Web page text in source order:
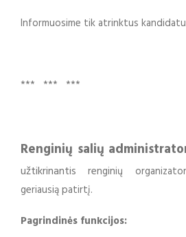
Informuosime tik atrinktus
*** *** ***
Renginių salių
užtikrinantisrenginių
geriausią patirtį.
Pagrindinės funkcijos: